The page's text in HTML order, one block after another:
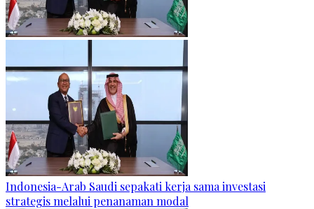
Indonesia-Arab Saudi sepakati kerja sama investasi
strategis melalui penanaman modal